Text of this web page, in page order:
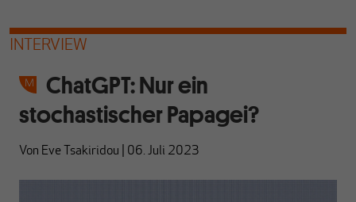
INTERVIEW
ChatGPT: Nur ein
stochastischer Papagei?
Von Eve Tsakiridou 06. Juli 2023